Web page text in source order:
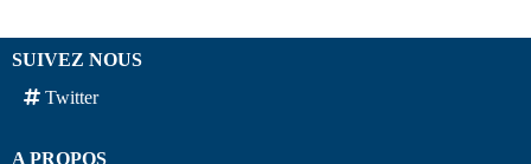
SUIVEZ NOUS
Twitter
A PROPOS